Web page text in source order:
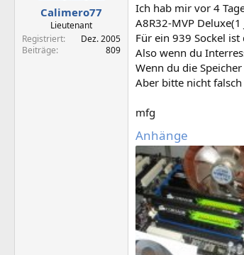
Calimero77
Lieutenant
Registriert
Dez. 2005
Beiträge
809
Ich hab mir vor 4
A8R32-MVP
Für ein 939 Sockel ist
Also wenn du
Wenn du die
Aber bitte nicht
mfg
Anhänge